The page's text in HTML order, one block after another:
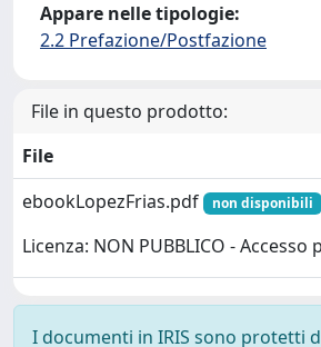
Appare nelle tipologie:
2.2 Prefazione/Postfazione
File in questo prodotto:
File
ebookLopezFrias.pdf
non disponibili
Licenza: NON PUBBLICO -
I documenti in IRIS sono protetti